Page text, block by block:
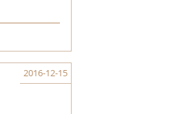
2016-12-15